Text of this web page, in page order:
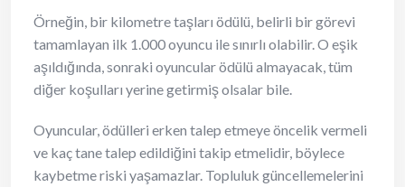
Örneğin, bir kilometre taşları ödülü, belirli bir görevi
tamamlayan ilk 1.000 oyuncu ile sınırlı olabilir. O eşik
aşıldığında, sonraki oyuncular ödülü almayacak, tüm
diğer koşulları yerine getirmiş olsalar bile.
Oyuncular, ödülleri erken talep etmeye öncelik vermeli
ve kaç tane talep edildiğini takip etmelidir, böylece
kaybetme riski yaşamazlar. Topluluk güncellemelerini